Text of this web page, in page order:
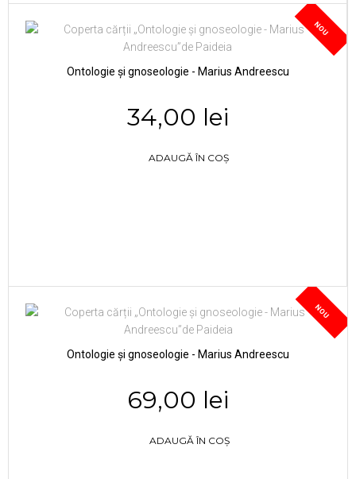
NOU
Ontologie și gnoseologie - Marius Andreescu
34,00 lei
ADAUGĂ ÎN COȘ
NOU
Ontologie și gnoseologie - Marius Andreescu
69,00 lei
ADAUGĂ ÎN COȘ